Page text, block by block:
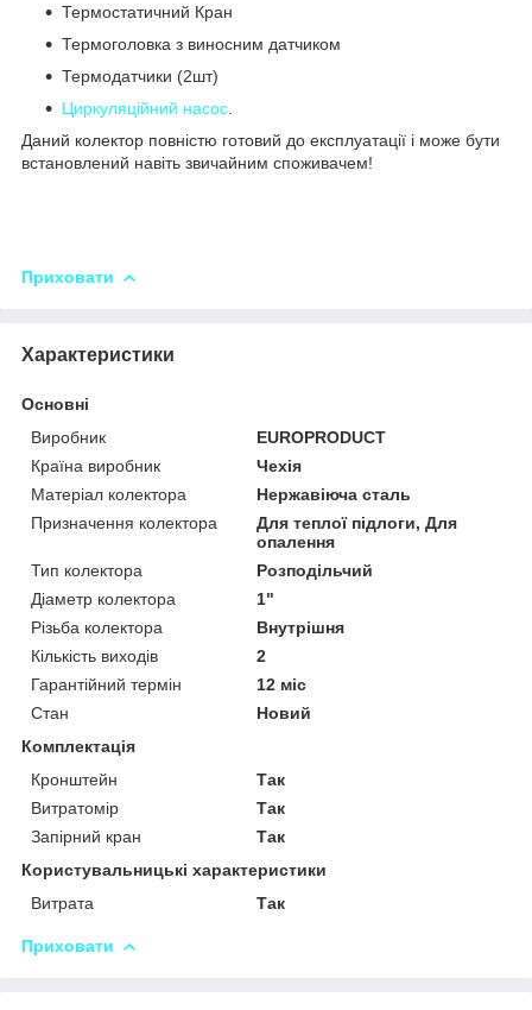
Термостатичний Кран
Термоголовка з виносним датчиком
Термодатчики (2шт)
Циркуляційний насос
Даний колектор повністю готовий до експлуатації і може бути
встановлений навіть звичайним споживачем!
Приховати
Характеристики
Основні
Виробник
EUROPRODUCT
Країна виробник
Чехія
Матеріал колектора
Нержавіюча сталь
Призначення колектора
Для теплої підлоги, Для
опалення
Тип колектора
Розподільчий
Діаметр колектора
1"
Різьба колектора
Внутрішня
Кількість виходів
2
Гарантійний термін
12 міс
Стан
Новий
Комплектація
Кронштейн
Так
Витратомір
Так
Запірний кран
Так
Користувальницькі характеристики
Витрата
Так
Приховати